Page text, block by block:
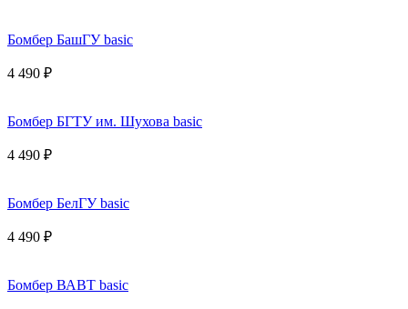
Бомбер БашГУ basic
4 490 ₽
Бомбер БГТУ им. Шухова basic
4 490 ₽
Бомбер БелГУ basic
4 490 ₽
Бомбер ВАВТ basic